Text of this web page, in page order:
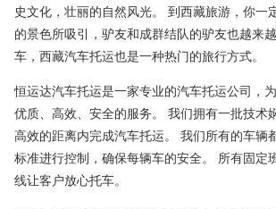
史文化，壮丽的自然风光。 到西藏旅游，你一
的景色所吸引，驴友和成群结队的驴友也越来
车，西藏汽车托运也是一种热门的旅行方式。
恒运达汽车托运是一家专业的汽车托运公司，
优质、高效、安全的服务。 我们拥有一批技术
高效的距离内完成汽车托运。 我们所有的车辆
标准进行控制，确保每辆车的安全。 所有固定
线让客户放心托车。